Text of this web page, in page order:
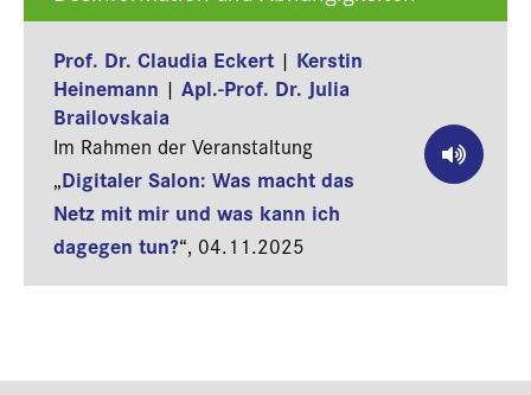
Prof. Dr. Claudia Eckert | Kerstin
Heinemann | Apl.-Prof. Dr. Julia
Brailovskaia
Im Rahmen der Veranstaltung
„Digitaler Salon: Was macht das
Netz mit mir und was kann ich
dagegen tun?“, 04.11.2025